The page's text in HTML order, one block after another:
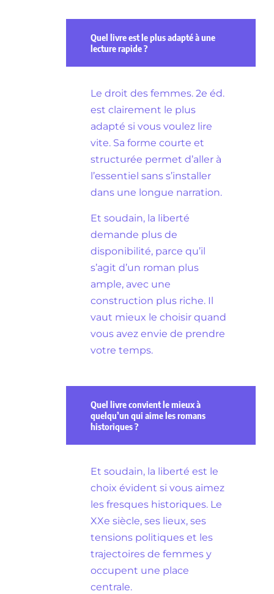
Quel livre est le plus adapté à une
lecture rapide ?
Le droit des femmes. 2e éd.
est clairement le plus
adapté si vous voulez lire
vite. Sa forme courte et
structurée permet d’aller à
l’essentiel sans s’installer
dans une longue narration.
Et soudain, la liberté
demande plus de
disponibilité, parce qu’il
s’agit d’un roman plus
ample, avec une
construction plus riche. Il
vaut mieux le choisir quand
vous avez envie de prendre
votre temps.
Quel livre convient le mieux à
quelqu’un qui aime les romans
historiques ?
Et soudain, la liberté est le
choix évident si vous aimez
les fresques historiques. Le
XXe siècle, ses lieux, ses
tensions politiques et les
trajectoires de femmes y
occupent une place
centrale.